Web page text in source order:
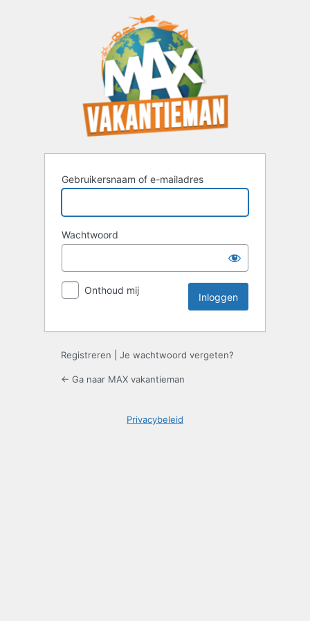
Gebruikersnaam of e-mailadres
Wachtwoord
Onthoud mij
Registreren Je wachtwoord vergeten?
← Ga naar MAX vakantieman
Privacybeleid